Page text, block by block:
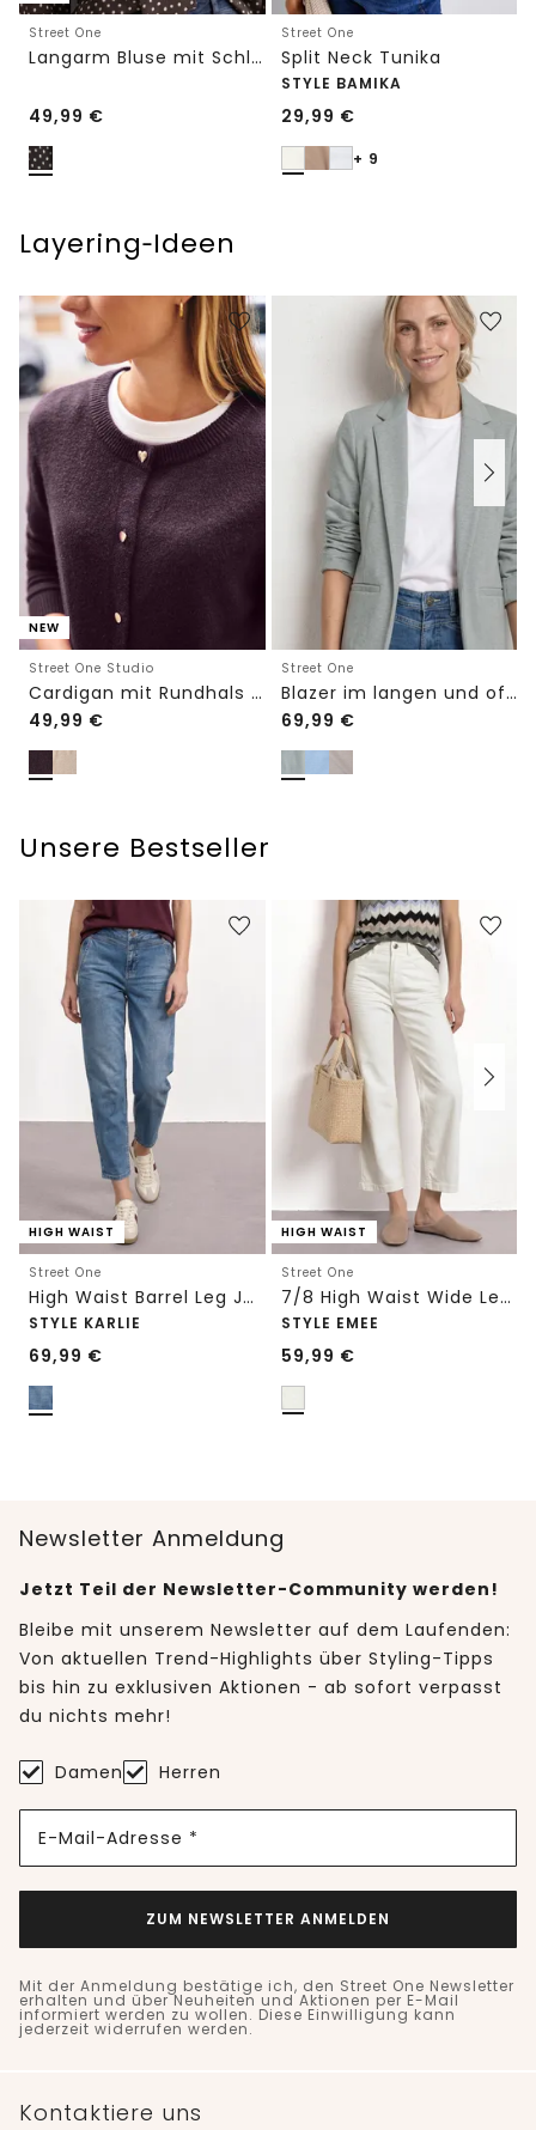
Street One
Langarm Bluse mit Schleifendetail
49,99 €
Street One
Split Neck Tunika
STYLE BAMIKA
29,99 €
+ 9
Layering‑Ideen
NEW
Street One Studio
Cardigan mit Rundhals und Knöpfen
49,99 €
Street One
Blazer im langen und offenen Schnitt
69,99 €
Unsere Bestseller
HIGH WAIST
Street One
High Waist Barrel Leg Jeans im Loose Fit
STYLE KARLIE
69,99 €
HIGH WAIST
Street One
7/8 High Waist Wide Leg Jeans im Loose Fit
STYLE EMEE
59,99 €
Newsletter Anmeldung
Jetzt Teil der Newsletter-Community werden!
Bleibe mit unserem Newsletter auf dem Laufenden:
Von aktuellen Trend-Highlights über Styling-Tipps
bis hin zu exklusiven Aktionen - ab sofort verpasst
du nichts mehr!
Damen Herren
E-Mail-Adresse *
ZUM NEWSLETTER ANMELDEN
Mit der Anmeldung bestätige ich, den Street One Newsletter
erhalten und über Neuheiten und Aktionen per E-Mail
informiert werden zu wollen. Diese Einwilligung kann
jederzeit widerrufen werden.
Kontaktiere uns